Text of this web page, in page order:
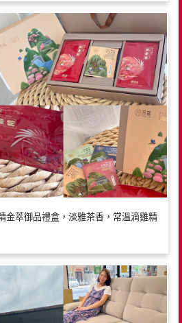
金萃御品禮盒，淡雅茶香，常溫滴雞精